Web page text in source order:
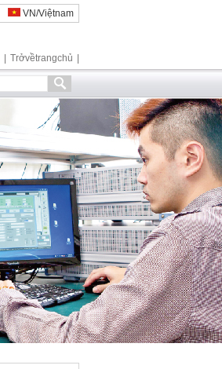
VN/Việtnam
Trởvềtrangchủ